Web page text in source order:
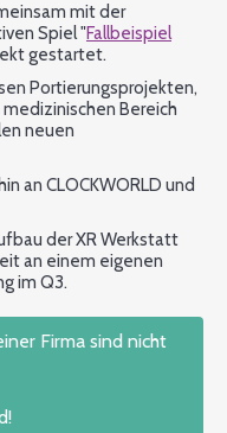
mit der
Spiel "Fallbeispiel
gestartet.
Portierungsprojekten,
Bereich
neuen
an CLOCKWORLD und
der XR Werkstatt
an einem eigenen
im Q3.
Firma sind nicht